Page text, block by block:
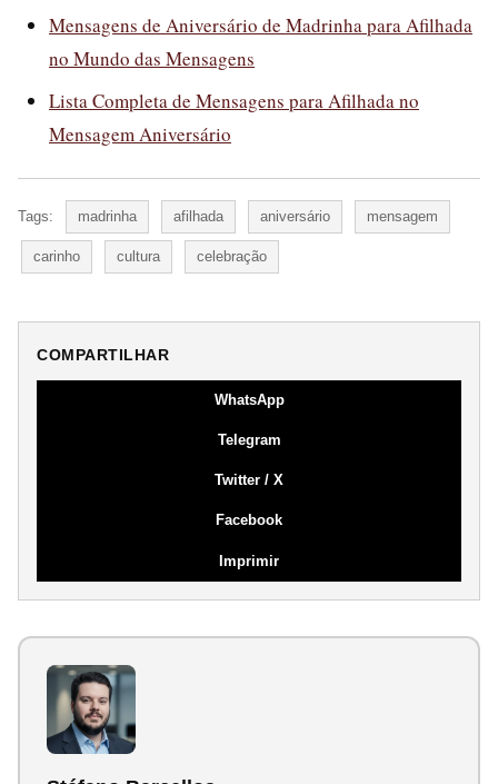
Mensagens de Aniversário de Madrinha para Afilhada
no Mundo das Mensagens
Lista Completa de Mensagens para Afilhada no
Mensagem Aniversário
Tags: madrinha afilhada aniversário mensagem
carinho cultura celebração
COMPARTILHAR
WhatsApp
Telegram
Twitter / X
Facebook
Imprimir